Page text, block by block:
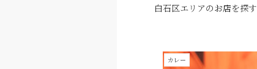
白石区エリアのお店を探す
カレー